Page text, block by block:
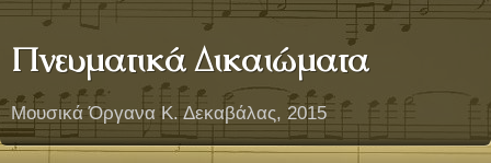
Πνευματικά Δικαιώματα
Μουσικά Όργανα Κ. Δεκαβάλας, 2015